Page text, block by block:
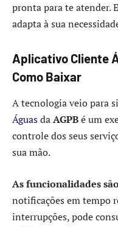
pronta para te atender.
adapta à sua
Aplicativo Cliente
Como Baixar
A tecnologia veio para
ÁguasdaAGPBé um
controle dos seus
sua mão.
As funcionalidades
notificações em tempo
interrupções, pode